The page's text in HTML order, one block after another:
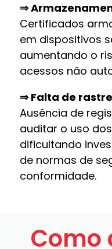
⇒
Certificados
em dispositivos
aumentando o
acessos não
⇒ Falta de
Ausência de
auditar o uso
dificultando
de normas de
conformidade.
Como